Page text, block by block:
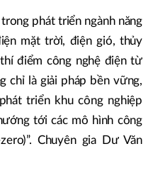
phát triển ngành năng
mặt trời, điện gió, thủy
điểm công nghệ điện từ
chỉ là giải pháp bền vững,
triển khu công nghiệp
tới các mô hình công
Chuyên gia Dư Văn